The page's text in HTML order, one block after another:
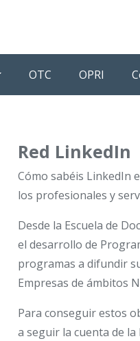
OTC OPRI
Red LinkedIn
Cómo sabéis LinkedIn
los profesionales y
Desde la Escuela de
el desarrollo de
programas a difundir
Empresas de ámbitos
Para conseguir estos
a seguir la cuenta de